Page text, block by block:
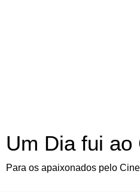
Um Dia fui ao
Para os apaixonados pelo